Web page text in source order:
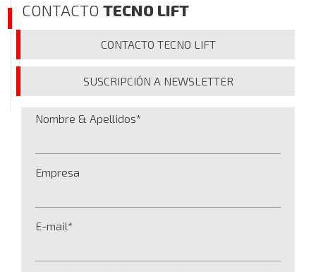
CONTACTO TECNO LIFT
CONTACTO TECNO LIFT
SUSCRIPCIÓN A NEWSLETTER
Nombre & Apellidos
Empresa
E-mail